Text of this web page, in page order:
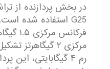
مرکزی ۲
رم ۴ گیگابایتی، این